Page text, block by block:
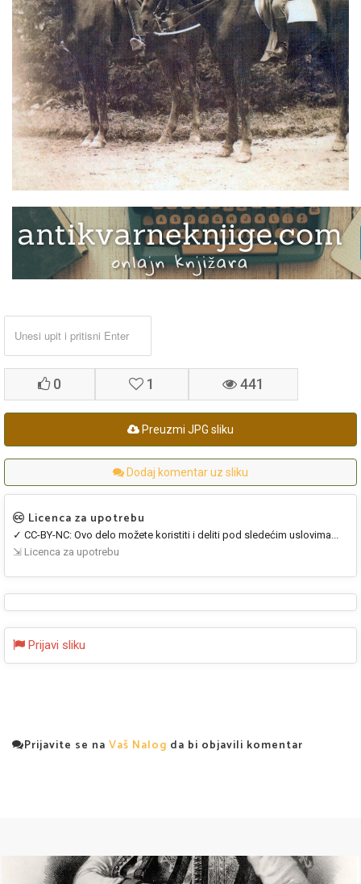
0 1 441
Preuzmi JPG sliku
Dodaj komentar uz sliku
Licenca za upotrebu
✓ CC-BY-NC: Ovo delo možete koristiti i deliti pod sledećim uslovima...
⇲ Licenca za upotrebu
Prijavi sliku
Prijavite se na Vaš Nalog da bi objavili komentar